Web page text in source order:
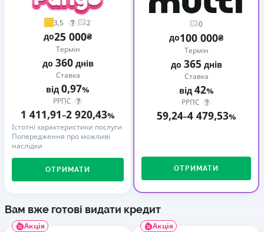
3,5 2
до25 000₴
Термін
до 360днів
Ставка
від 0,97%
РРПС
1 411,91–2 920,43%
Істотні характеристики послуги
Попередження про можливі
наслідки
ОТРИМАТИ
0
до100 000₴
Термін
до 365днів
Ставка
від 42%
РРПС
59,24–4 479,53%
ОТРИМАТИ
Вам вже готові видати кредит
Акція Акція